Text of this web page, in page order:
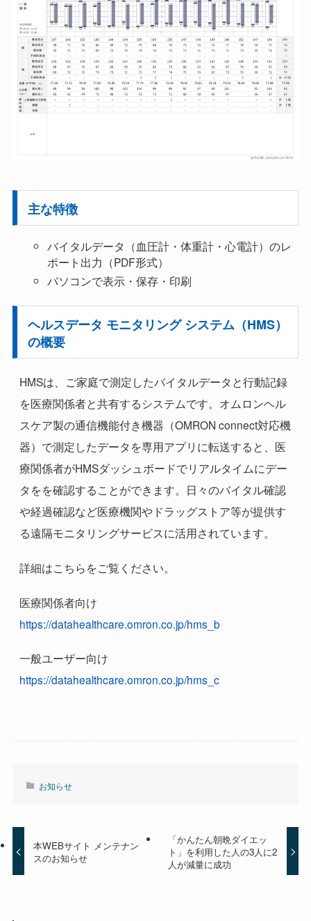
主な特徴
バイタルデータ（血圧計・体重計・心電計）のレ
ポート出力（PDF形式）
パソコンで表示・保存・印刷
ヘルスデータ モニタリング システム（HMS）
の概要
HMSは、ご家庭で測定したバイタルデータと行動記録
を医療関係者と共有するシステムです。オムロンヘル
スケア製の通信機能付き機器（OMRON connect対応機
器）で測定したデータを専用アプリに転送すると、医
療関係者がHMSダッシュボードでリアルタイムにデー
タをを確認することができます。日々のバイタル確認
や経過確認など医療機関やドラッグストア等が提供す
る遠隔モニタリングサービスに活用されています。
詳細はこちらをご覧ください。
医療関係者向け
https://datahealthcare.omron.co.jp/hms_b
一般ユーザー向け
https://datahealthcare.omron.co.jp/hms_c
お知らせ
本WEBサイト メンテナン
スのお知らせ
「かんたん朝晩ダイエッ
ト」を利用した人の3人に2
人が減量に成功